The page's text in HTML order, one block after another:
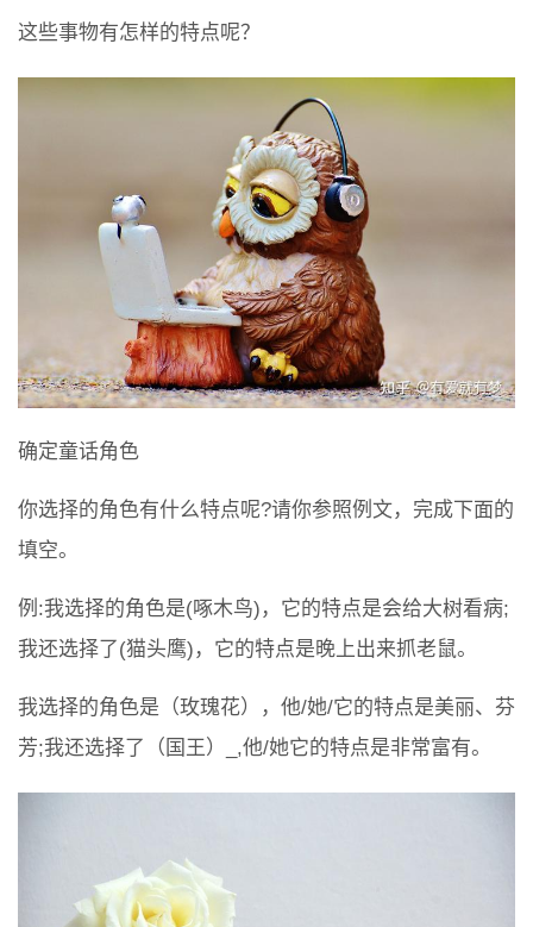
这些事物有怎样的特点呢？
确定童话角色
你选择的角色有什么特点呢?请你参照例文，完成下面的
填空。
例:我选择的角色是(啄木鸟)，它的特点是会给大树看病;
我还选择了(猫头鹰)，它的特点是晚上出来抓老鼠。
我选择的角色是（玫瑰花），他/她/它的特点是美丽、芬
芳;我还选择了（国王）_,他/她它的特点是非常富有。